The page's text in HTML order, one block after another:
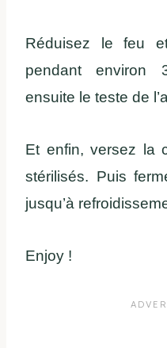
Réduisez le feu
pendant environ
ensuite le teste de
Et enfin, versez la
stérilisés. Puis
jusqu’à
Enjoy !